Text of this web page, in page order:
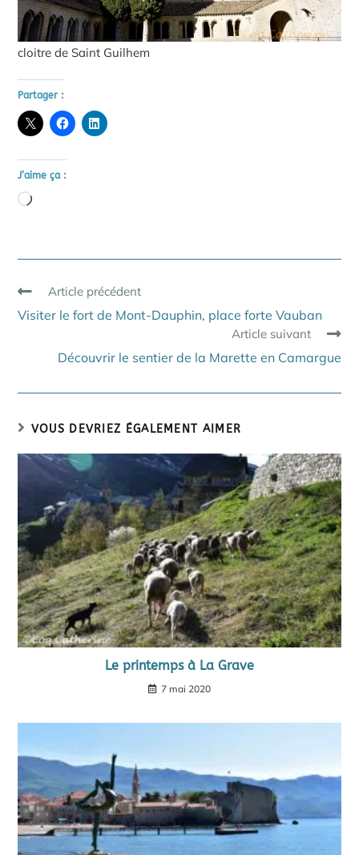
cloitre de Saint Guilhem
Partager :
J’aime ça :
Chargement…
Read
articles
Article précédent
Visiter le fort de Mont-Dauphin, place forte Vauban
Article suivant
Découvrir le sentier de la Marette en Camargue
VOUS DEVRIEZ ÉGALEMENT AIMER
Le printemps à La Grave
7 mai 2020